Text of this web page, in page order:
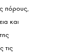
πόρους,
και
τις